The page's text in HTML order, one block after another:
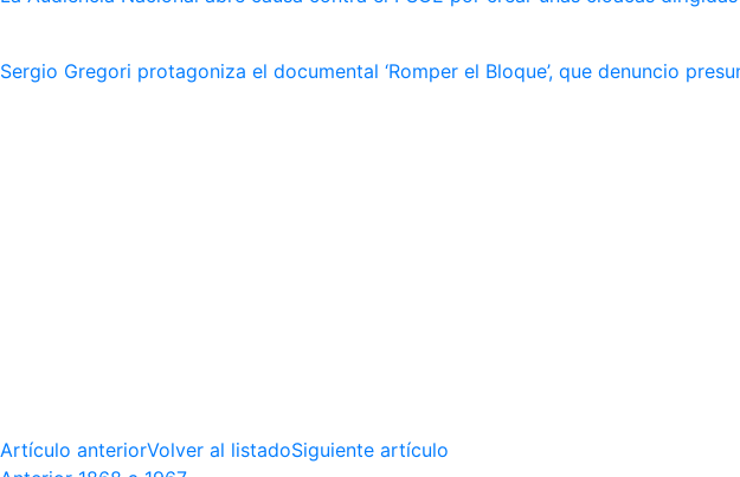
Sergio Gregori protagoniza el documental ‘Romper el Bloque’, que denuncio
Artículo anteriorVolver al listadoSiguiente artículo